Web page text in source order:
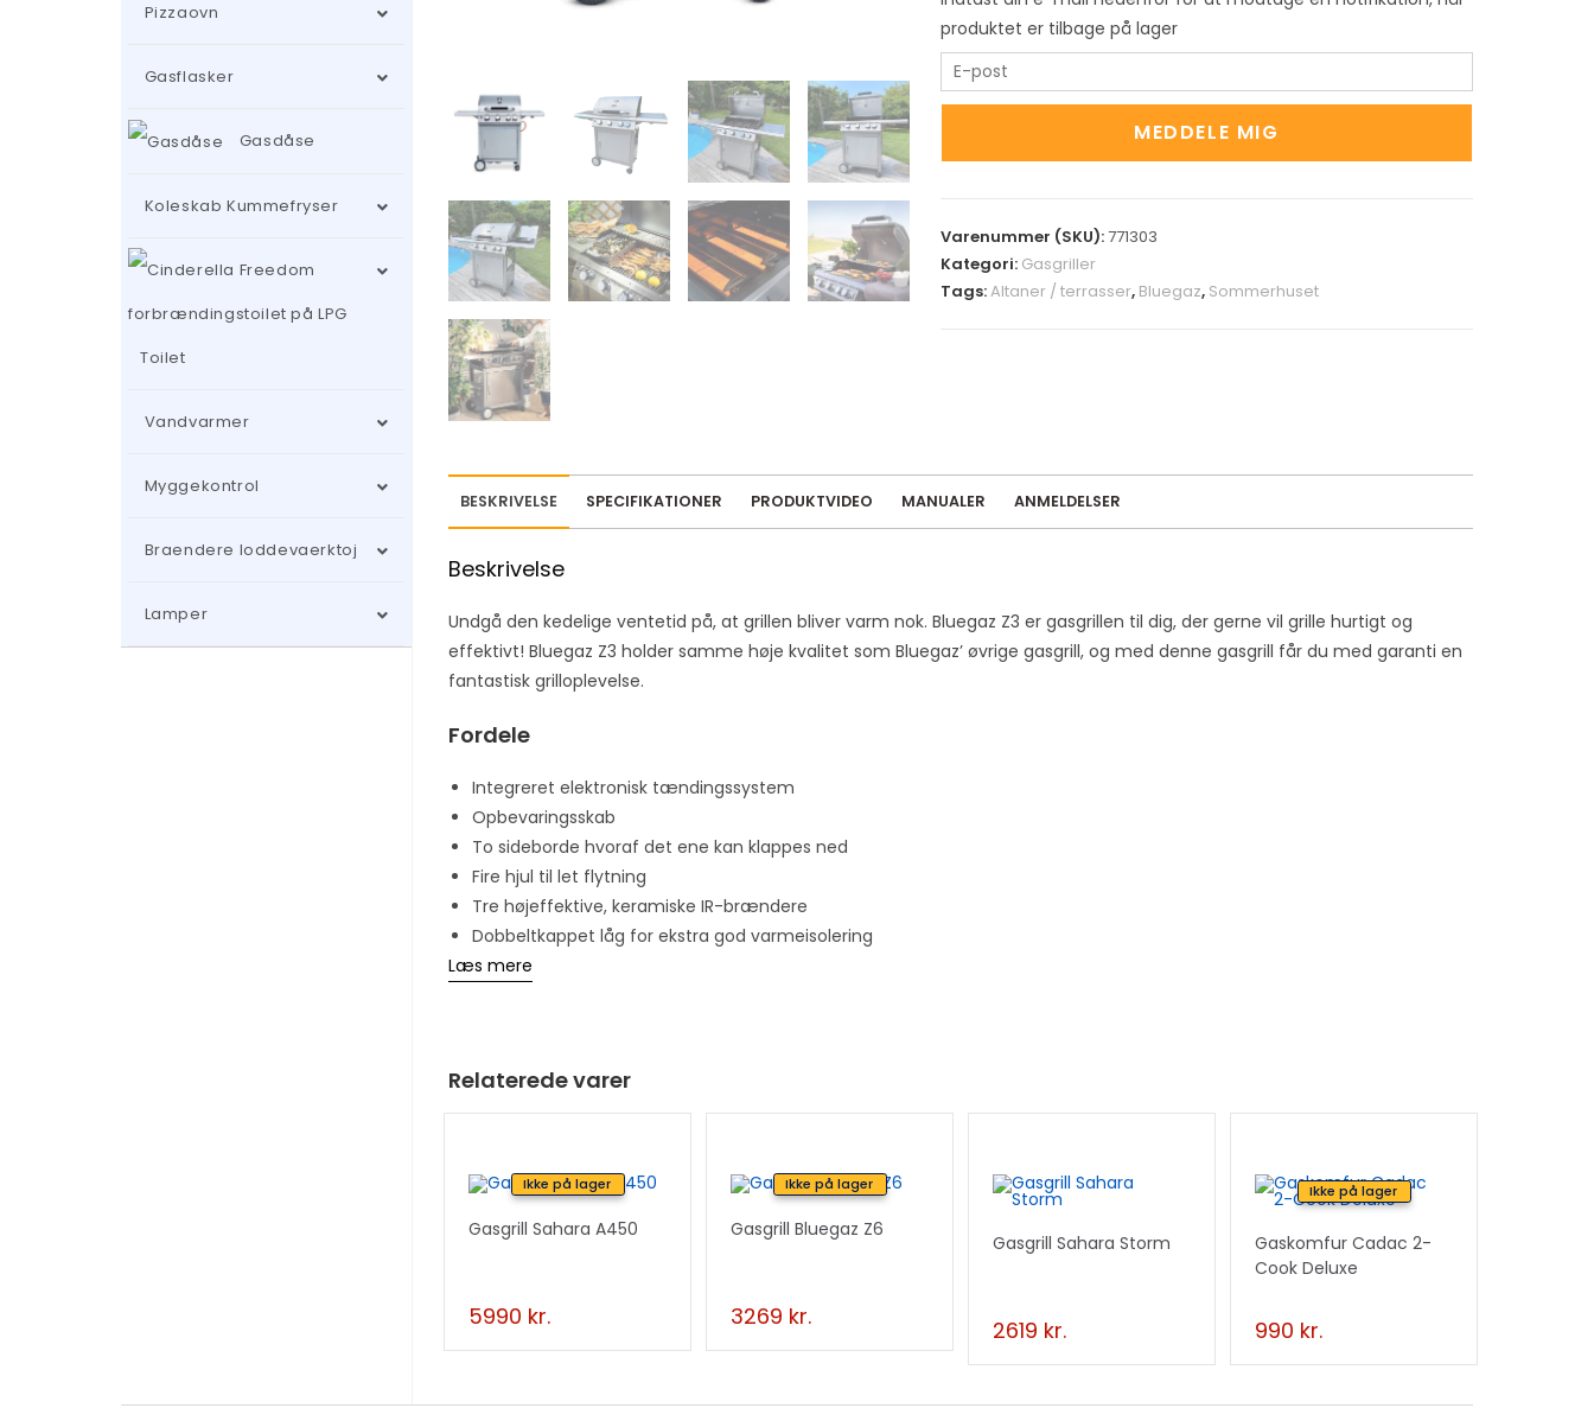
Pizzaovn
Gasflasker
Gasdåse
Koleskab Kummefryser
Toilet
Vandvarmer
Myggekontrol
Braendere loddevaerktoj
Lamper
produktet er tilbage på lager
n
o
u
r
a
d
s
s
p
MEDDELE MIG
Varenummer (SKU):771303
Kategori: Gasgriller
Tags:Altaner / terrasser, Bluegaz, Sommerhuset
BESKRIVELSE SPECIFIKATIONER PRODUKTVIDEO MANUALER ANMELDELSER
Beskrivelse
Undgå den kedelige ventetid på, at grillen bliver varm nok. Bluegaz Z3 er gasgrillen til dig, der gerne vil grille hurtigt og
effektivt! Bluegaz Z3 holder samme høje kvalitet som Bluegaz’ øvrige gasgrill, og med denne gasgrill får du med garanti en
fantastisk grilloplevelse.
Fordele
Integreret elektronisk tændingssystem
Opbevaringsskab
To sideborde hvoraf det ene kan klappes ned
Fire hjul til let flytning
Tre højeffektive, keramiske IR-brændere
Dobbeltkappet låg for ekstra god varmeisolering
Læs mere
Relaterede varer
Ikke på lager
Gasgrill Sahara A450
5990 kr.
Ikke på lager
Gasgrill Bluegaz Z6
3269 kr.
Gasgrill Sahara Storm
2619 kr.
Ikke på lager
Gaskomfur Cadac 2-
Cook Deluxe
990 kr.